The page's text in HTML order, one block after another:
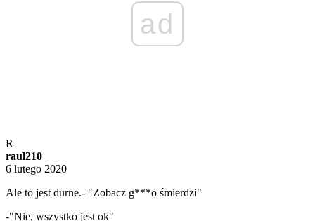
ad
R
raul210
6 lutego 2020
Ale to jest durne.- "Zobacz g***o śmierdzi"
-"Nie, wszystko jest ok"